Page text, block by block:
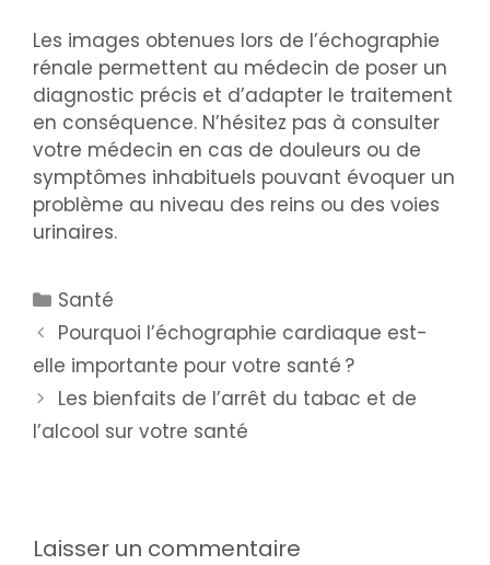
Les images obtenues lors de l’échographie
rénale permettent au médecin de poser un
diagnostic précis et d’adapter le traitement
en conséquence. N’hésitez pas à consulter
votre médecin en cas de douleurs ou de
symptômes inhabituels pouvant évoquer un
problème au niveau des reins ou des voies
urinaires.
Santé
Pourquoi l’échographie cardiaque est-
elle importante pour votre santé ?
Les bienfaits de l’arrêt du tabac et de
l’alcool sur votre santé
Laisser un commentaire